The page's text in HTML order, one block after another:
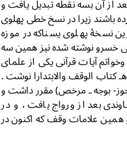
از آن بسه نقطه تبدیل یافت و
باشند زیرا در نسخ خطی پهلوی
نسخۀ پهلوی یسناکه در موزه
بقلم هیربد مهربان کی خسرو نوشته شده نیز همین سه
آیات قرآنی یکی از علمای
افغانستان محمد بن طیفور سجاوندی غزنوی متوفی ۵۴۰ یا ٥٦٠ هـ كتاب الوقف والابتدارا نوشت .
بوجه ـ مرخص) مقرر داشت و
بعد از ورواج یافت ، و در
علامات وقف که اکنون در